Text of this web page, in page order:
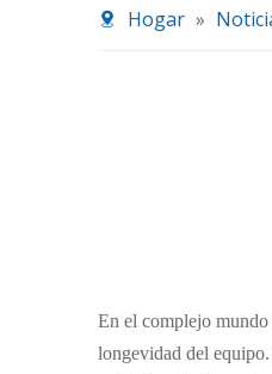
Hogar »
En el complejo mundo
longevidad del equipo.